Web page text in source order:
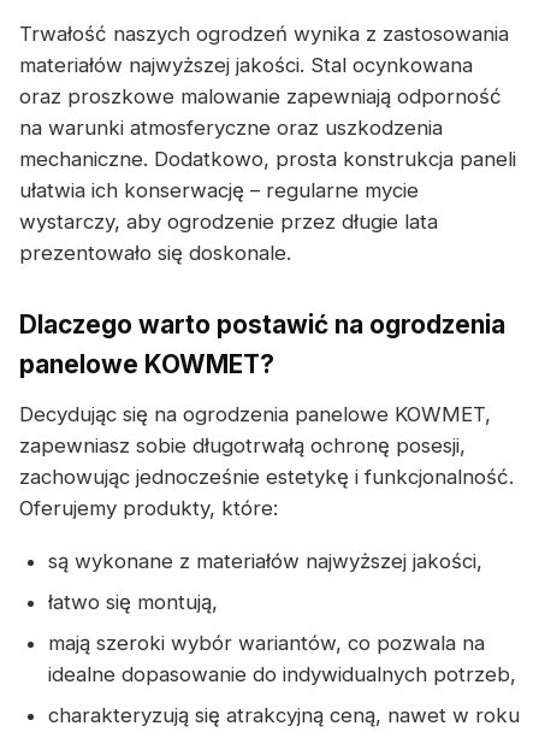
Trwałość naszych ogrodzeń wynika z zastosowania
materiałów najwyższej jakości. Stal ocynkowana
oraz proszkowe malowanie zapewniają odporność
na warunki atmosferyczne oraz uszkodzenia
mechaniczne. Dodatkowo, prosta konstrukcja paneli
ułatwia ich konserwację – regularne mycie
wystarczy, aby ogrodzenie przez długie lata
prezentowało się doskonale.
Dlaczego warto postawić na ogrodzenia
panelowe KOWMET?
Decydując się na ogrodzenia panelowe KOWMET,
zapewniasz sobie długotrwałą ochronę posesji,
zachowując jednocześnie estetykę i funkcjonalność.
Oferujemy produkty, które:
są wykonane z materiałów najwyższej jakości,
łatwo się montują,
mają szeroki wybór wariantów, co pozwala na
idealne dopasowanie do indywidualnych potrzeb,
charakteryzują się atrakcyjną ceną, nawet w roku